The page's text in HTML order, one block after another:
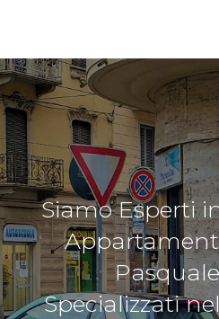
Siamo Esperti
Specializzati